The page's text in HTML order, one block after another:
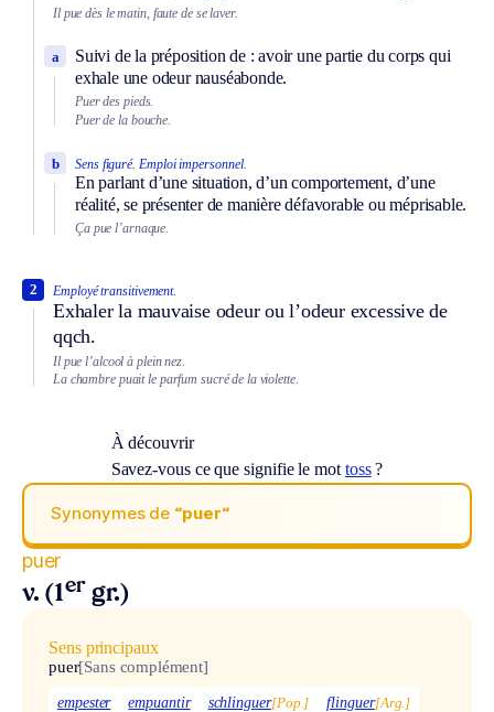
Il pue dès le matin, faute de se laver.
Suivi de la préposition de : avoir une partie du corps qui
exhale une odeur nauséabonde.
a
Puer des pieds.
Puer de la bouche.
Sens figuré. Emploi impersonnel.
En parlant d’une situation, d’un comportement, d’une
réalité, se présenter de manière défavorable ou méprisable.
b
Ça pue l’arnaque.
Employé transitivement.
Exhaler la mauvaise odeur ou l’odeur excessive de
qqch.
2
Il pue l’alcool à plein nez.
La chambre puait le parfum sucré de la violette.
À découvrir
Savez-vous ce que signifie le mot toss?
Synonymes de “puer“
puer
v. (1er gr.)
Sens principaux
puer[Sans complément]
empester empuantir schlinguer[Pop.] flinguer[Arg.]